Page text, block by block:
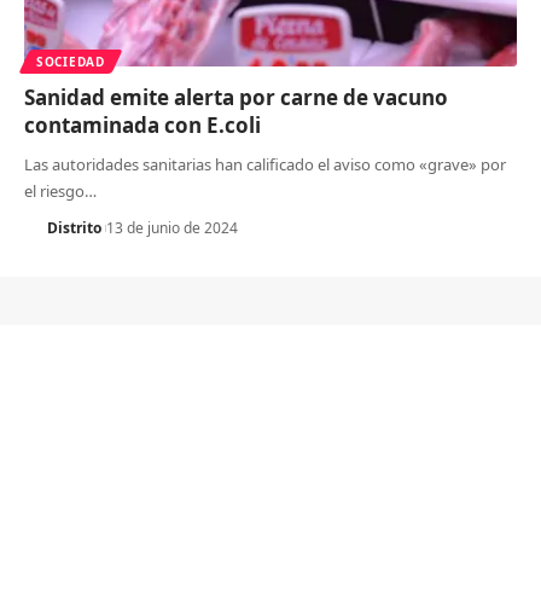
SOCIEDAD
Sanidad emite alerta por carne de vacuno
contaminada con E.coli
Las autoridades sanitarias han calificado el aviso como «grave» por
el riesgo…
Distrito 13 de junio de 2024